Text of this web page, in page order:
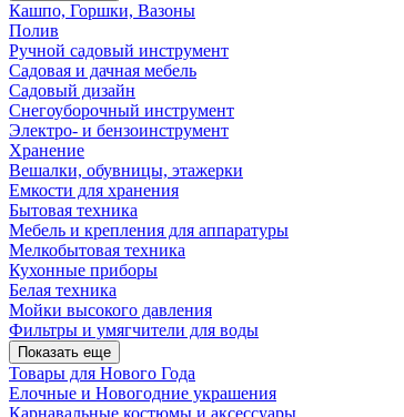
Кашпо, Горшки, Вазоны
Полив
Ручной садовый инструмент
Садовая и дачная мебель
Садовый дизайн
Снегоуборочный инструмент
Электро- и бензоинструмент
Хранение
Вешалки, обувницы, этажерки
Емкости для хранения
Бытовая техника
Мебель и крепления для аппаратуры
Мелкобытовая техника
Кухонные приборы
Белая техника
Мойки высокого давления
Фильтры и умягчители для воды
Показать еще
Товары для Нового Года
Елочные и Новогодние украшения
Карнавальные костюмы и аксессуары